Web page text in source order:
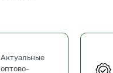
Актуальные
оптово-